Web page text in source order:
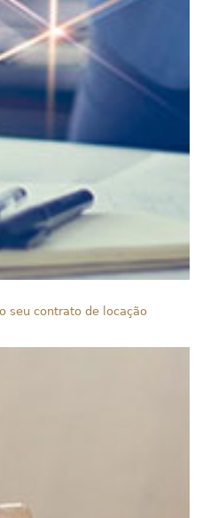
seu contrato de locação